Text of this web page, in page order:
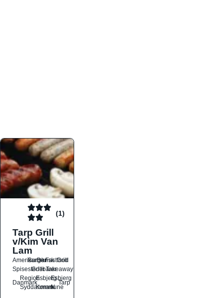
(1)
Tarp Grill
v/Kim Van
Lam
Amerikansk
BurgerDanskFastfood
Grill
SpisestederGrillbarerTakeaway
Danmark
Region
Syddanmark
Esbjerg
Kommune
Esbjerg
N
Tarp